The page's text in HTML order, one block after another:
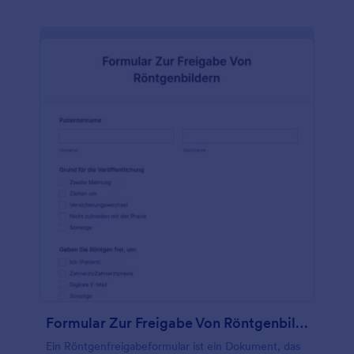
Gesundheitsfragebogen hinzufügen oder löschen
möchten, verwenden Sie unseren Drag & Drop-
hinzufügen und Schriftarten und Farben ändern, um
Ihrer Patienten mit HIPAA-freundlichen Funktionen
zu schützen. Mit einem Online-
Gesundheitsfragebogen, der wichtige medizinische
Daten erfasst und manuelle Prozesse für Sie
und mehr Zeit mit der Betreuung Ihrer Patienten
verbringen.
Formular Zur Freigabe Von Röntgenbildern
Ein Röntgenfreigabeformular ist ein Dokument, das